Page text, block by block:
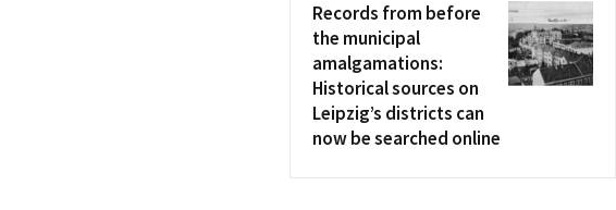
Records from before
the municipal
amalgamations:
Historical sources on
Leipzig’s districts can
now be searched online